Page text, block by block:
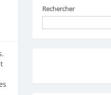
Rechercher